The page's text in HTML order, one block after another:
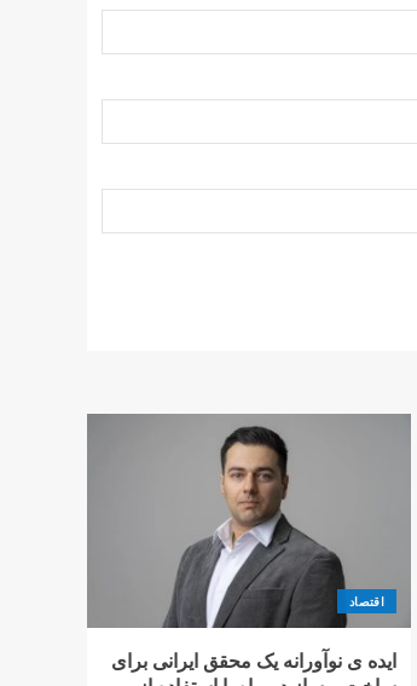
اقتصاد
ایده ی نوآورانه یک محقق ایرانی برای